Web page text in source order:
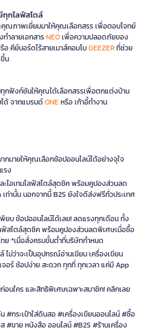
ทุกไลฟ์สไตล์
คุณภาพเยี่ยมมาให้คุณเลือกสรร เพื่อตอบโจทย์
ำลายเอกสารNEOเพื่อความปลอดภัยของ
อ คีย์บอร์ดไร้สายเมาส์คอมโบGEEZERที่ช่วย
น
กฟังก์ชันให้คุณได้เลือกสรรเพื่อตกแต่งบ้าน
ได้ จากแบรนด์ONEหรือ เก้าอี้ทำงาน
กมายให้คุณเลือกช้อปออนไลน์ได้อย่างจุใจ
รง
ะไอเทมไลฟ์สไตล์สุดชิค พร้อมคูปองส่วนลด
ท่านั้น นอกจากนี้ B2S ยังใจดีส่งฟรีทั่วประเทศ
ยบ ช้อปออนไลน์ได้เลย! ลดแรงทุกเดือน ทั้ง
ฟ์สไตล์สุดชิค พร้อมคูปองส่วนลดพิเศษเมื่อซื้อ
ย *เมื่อสั่งครบขั้นต่ำที่บริษัทกำหนด
ม่ว่าจะเป็นอุปกรณ์อ่านเขียน เครื่องเขียน
อร์ ช้อปง่าย สะดวก ทุกที่ ทุกเวลา แค่มี App
อนใคร และสิทธิพิเศษเฉพาะสมาชิก! คลิกเลย
#กระเป๋าใส่ดินสอ #เครื่องเขียนออนไลน์ #ซื้อ
#ขาย หนังสือ ออนไลน์ #B2S #ร้านเครื่อง